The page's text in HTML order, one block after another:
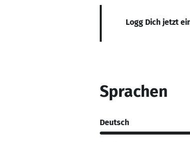
Logg Dich jetzt
Sprachen
Deutsch